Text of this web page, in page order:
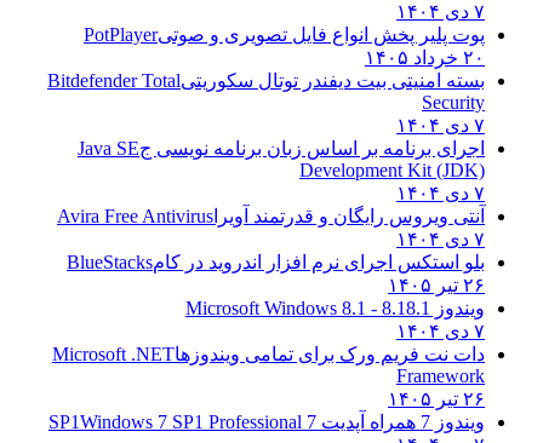
پوت پلیر پخش انواع فایل تصویری و صوتی PotPlayer
بسته امنیتی بیت دیفندر توتال سکوریتیBitdefender Total
Security
اجرای برنامه بر اساس زبان برنامه نویسی جJava SE
Development Kit (JDK)
آنتی ویروس رایگان و قدرتمند آویراAvira Free Antivirus
بلو استکس اجرای نرم افزار اندروید در کامBlueStacks
ویندوز 8.18.1 - Microsoft Windows 8.1
دات نت فریم ورک برای تمامی ویندوزهاMicrosoft .NET
Framework
ویندوز 7 همراه آپدیت 7 SP1
Windows 7 SP1 Professional